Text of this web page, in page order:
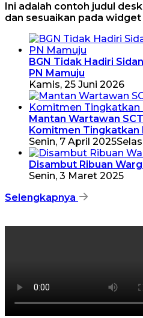
Ini adalah contoh judul
dan sesuaikan pada widget
BGN Tidak Hadiri
PN Mamuju
Kamis, 25 Juni 2026
Mantan Wartawan
Komitmen Tingkatkan
Senin, 7 April 2025
Disambut Ribuan
Senin, 3 Maret 2025
Selengkapnya